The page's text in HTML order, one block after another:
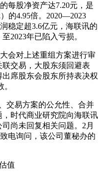
每股净资产达7.20元，是
的4.95倍。2020—2023
稳定超3.6亿元，海联讯的
2023年已陷入亏损。
会对上述重组方案进行审
交易，大股东须回避表
席股东会股东所持表决权
交易方案的公允性、合并
时代商业研究院向海联讯
尚未回复相关问题。2月
电询问，该公司董秘办的
值